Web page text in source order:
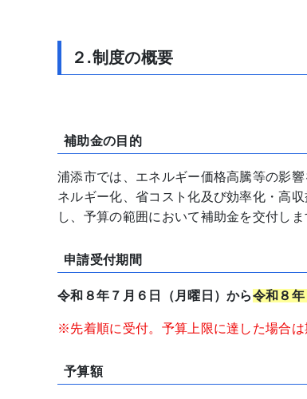
２.制度の概要
補助金の目的
浦添市では、エネルギー価格高騰等の影
ネルギー化、省コスト化及び効率化・高
し、予算の範囲において補助金を交付しま
申請受付期間
令和８年７月６日（月曜日）から令和８
※先着順に受付。予算上限に達した場合は
予算額